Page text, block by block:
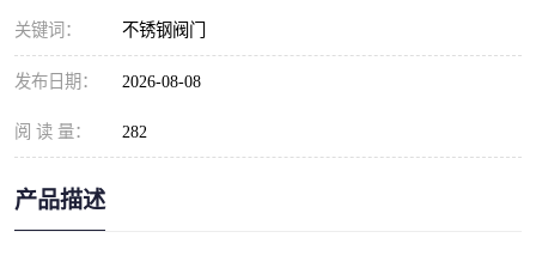
关键词： 不锈钢阀门
发布日期： 2026-08-08
阅 读 量： 282
产品描述